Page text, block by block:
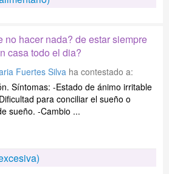
no hacer nada? de estar siempre
casa todo el dia?
Fuertes Silva ha contestado a:
Síntomas: -Estado de ánimo irritable
para conciliar el sueño o
sueño. -Cambio ...